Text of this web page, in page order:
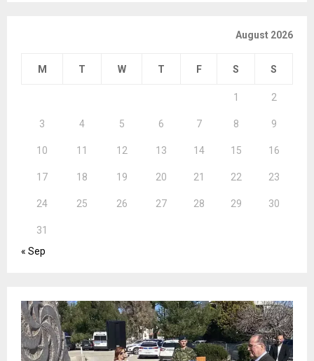
August 2026
M T W T F S S
1 2
3 4 5 6 7 8 9
10 11 12 13 14 15 16
17 18 19 20 21 22 23
24 25 26 27 28 29 30
31
« Sep